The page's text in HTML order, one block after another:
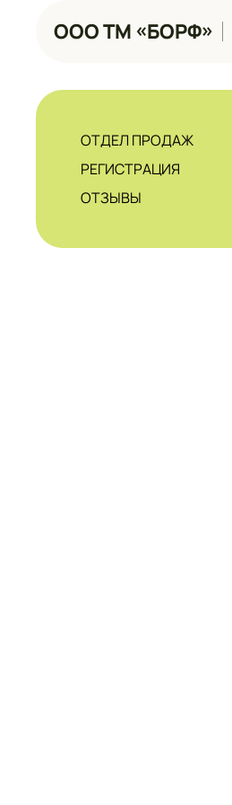
ООО ТМ «БОРФ»
ОТДЕЛ ПРОДАЖ
РЕГИСТРАЦИЯ
ОТЗЫВЫ